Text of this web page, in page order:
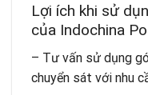
Lợi ích khi sử
của Indochina
– Tư vấn sử dụng
chuyển sát với nhu